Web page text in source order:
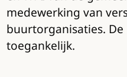
medewerking van
buurtorganisaties.
toegankelijk.